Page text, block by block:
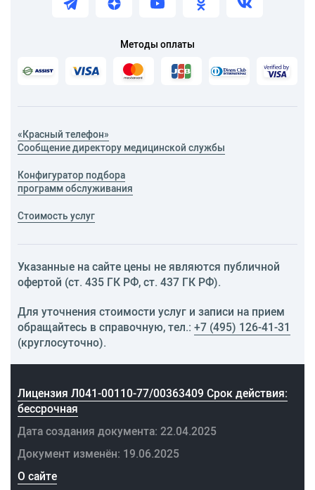
Методы оплаты
«Красный телефон»
Сообщение директору медицинской службы
Конфигуратор подбора
программ обслуживания
Стоимость услуг
Указанные на сайте цены не являются публичной
офертой (ст. 435 ГК РФ, cт. 437 ГК РФ).
Для уточнения стоимости услуг и записи на прием
обращайтесь в справочную, тел.: +7 (495) 126-41-31
(круглосуточно).
Лицензия Л041-00110-77/00363409 Срок действия:
бессрочная
Дата создания документа: 22.04.2025
Документ изменён: 19.06.2025
О сайте